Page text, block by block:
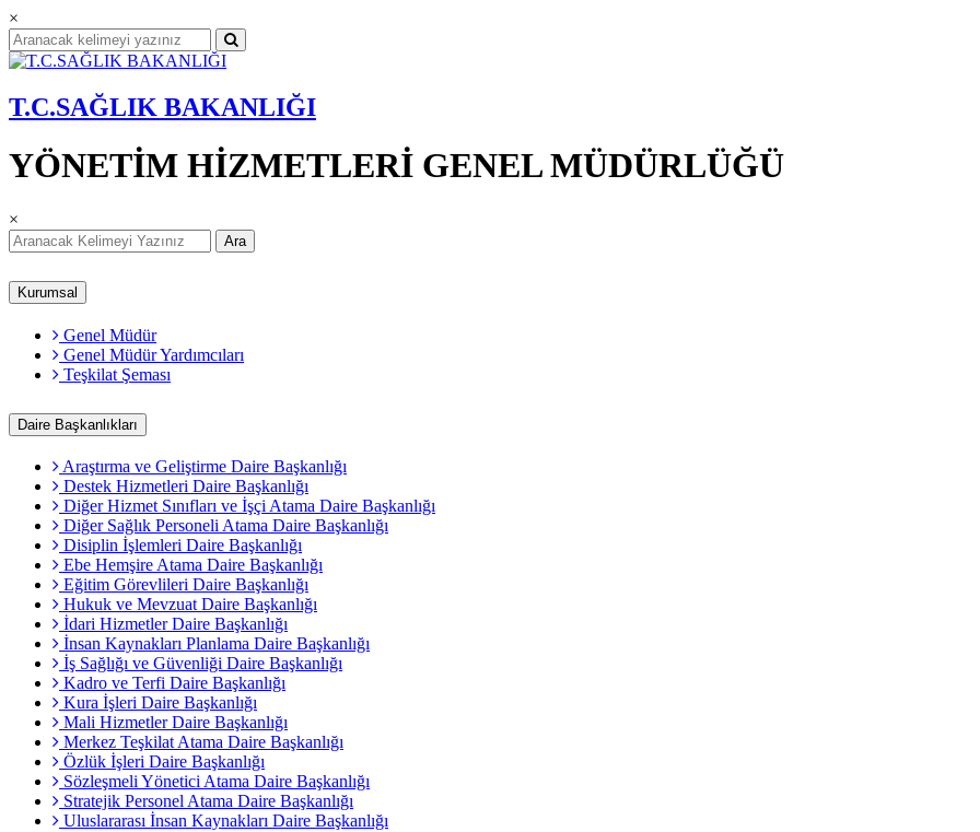
×
T.C.SAĞLIK BAKANLIĞI
YÖNETİM HİZMETLERİ GENEL MÜDÜRLÜĞÜ
×
Ara
Kurumsal
Genel Müdür
Genel Müdür Yardımcıları
Teşkilat Şeması
Daire Başkanlıkları
Araştırma ve Geliştirme Daire Başkanlığı
Destek Hizmetleri Daire Başkanlığı
Diğer Hizmet Sınıfları ve İşçi Atama Daire Başkanlığı
Diğer Sağlık Personeli Atama Daire Başkanlığı
Disiplin İşlemleri Daire Başkanlığı
Ebe Hemşire Atama Daire Başkanlığı
Eğitim Görevlileri Daire Başkanlığı
Hukuk ve Mevzuat Daire Başkanlığı
İdari Hizmetler Daire Başkanlığı
İnsan Kaynakları Planlama Daire Başkanlığı
İş Sağlığı ve Güvenliği Daire Başkanlığı
Kadro ve Terfi Daire Başkanlığı
Kura İşleri Daire Başkanlığı
Mali Hizmetler Daire Başkanlığı
Merkez Teşkilat Atama Daire Başkanlığı
Özlük İşleri Daire Başkanlığı
Sözleşmeli Yönetici Atama Daire Başkanlığı
Stratejik Personel Atama Daire Başkanlığı
Uluslararası İnsan Kaynakları Daire Başkanlığı